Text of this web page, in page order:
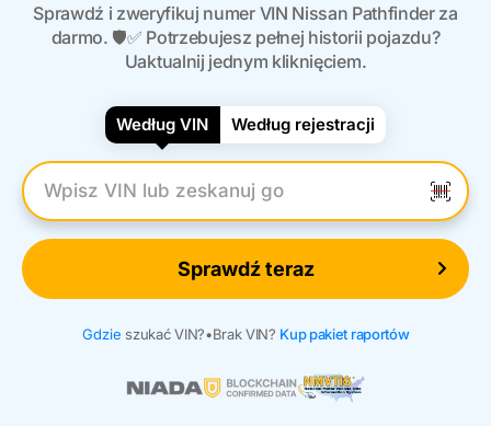
Sprawdź i zweryfikuj numer VIN Nissan Pathfinder za
darmo. 🛡️✅ Potrzebujesz pełnej historii pojazdu?
Uaktualnij jednym kliknięciem.
Według VIN Według rejestracji
Wpisz numer VIN
Sprawdź teraz
Gdzie szukać VIN?•Brak VIN? Kup pakiet raportów